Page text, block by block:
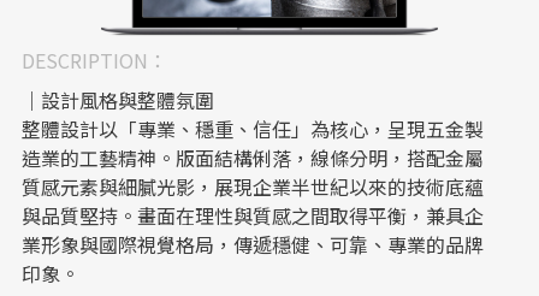
DESCRIPTION：
｜設計風格與整體氛圍
整體設計以「專業、穩重、信任」為核心，呈現五金製
造業的工藝精神。版面結構俐落，線條分明，搭配金屬
質感元素與細膩光影，展現企業半世紀以來的技術底蘊
與品質堅持。畫面在理性與質感之間取得平衡，兼具企
業形象與國際視覺格局，傳遞穩健、可靠、專業的品牌
印象。